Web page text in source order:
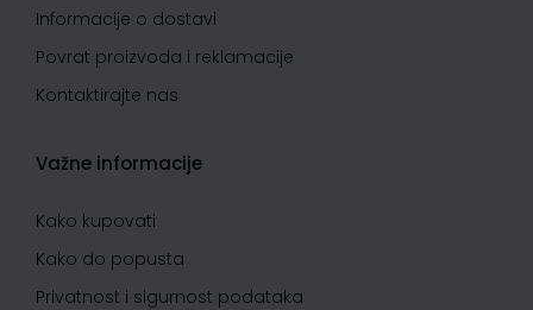
Informacije o dostavi
Povrat proizvoda i reklamacije
Kontaktirajte nas
Važne informacije
Kako kupovati
Kako do popusta
Privatnost i sigurnost podataka